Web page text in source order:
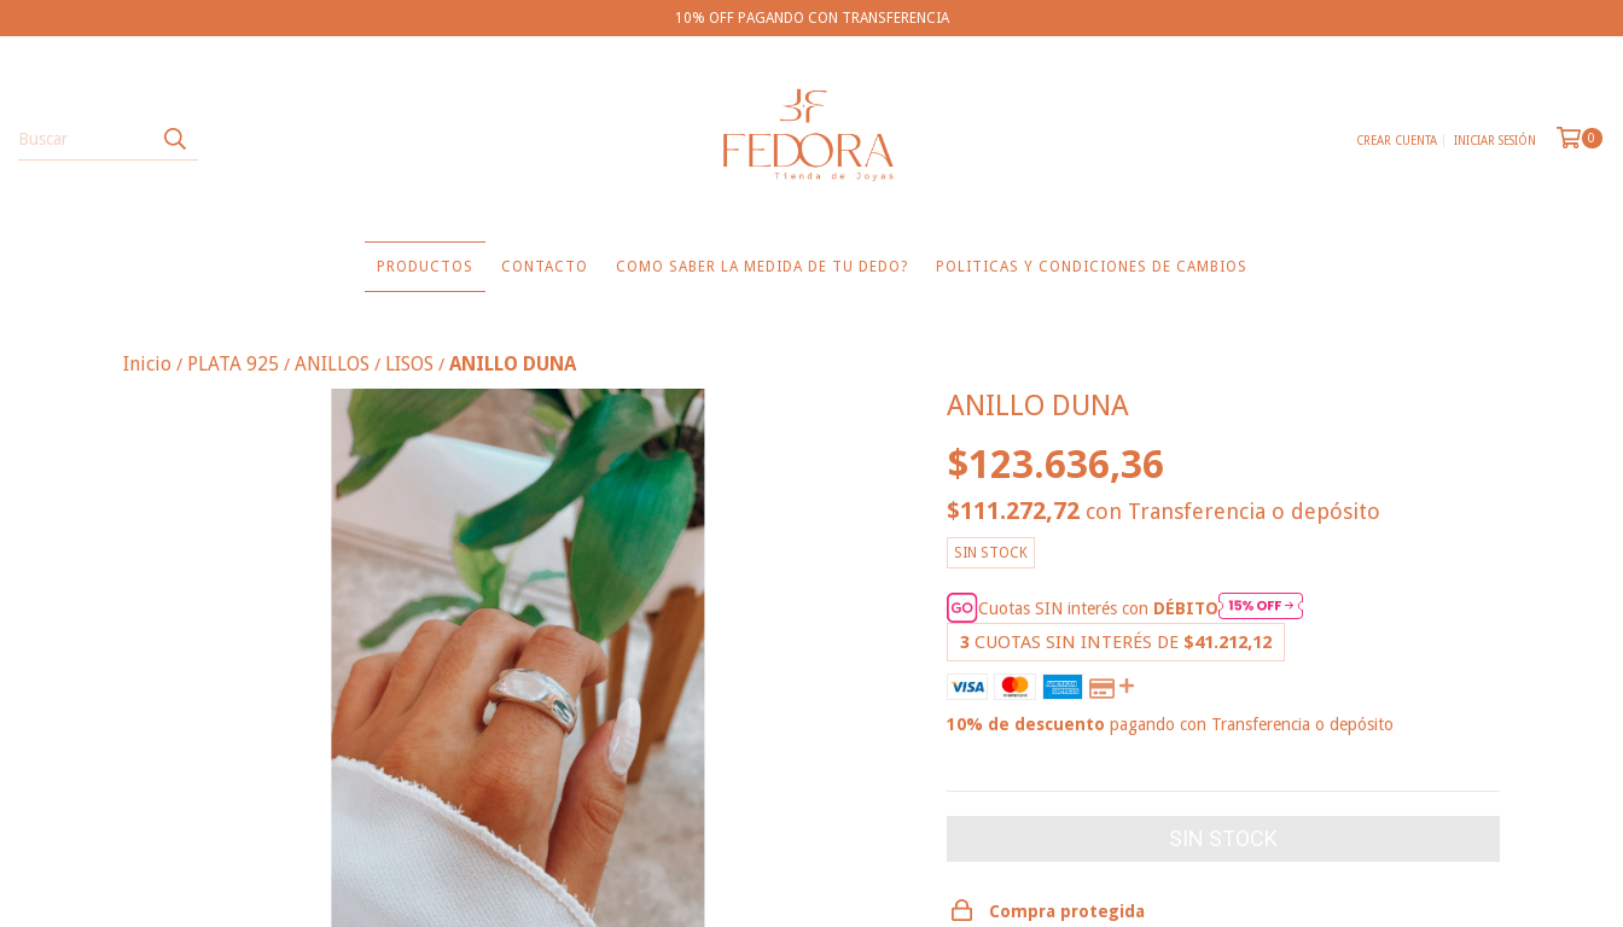
10% OFF PAGANDO CON TRANSFERENCIA
CREAR CUENTA INICIAR SESIÓN 0
PRODUCTOS CONTACTO COMO SABER LA MEDIDA DE TU DEDO? POLITICAS Y CONDICIONES DE CAMBIOS
Inicio / PLATA 925 / ANILLOS / LISOS / ANILLO DUNA
ANILLO DUNA
$123.636,36
$111.272,72 con Transferencia o depósito
SIN STOCK
Cuotas SIN interés con DÉBITO
3 CUOTAS SIN INTERÉS DE $41.212,12
10% de descuento pagando con Transferencia o depósito
Compra protegida